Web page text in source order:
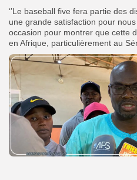
‘’Le baseball five fera partie des
une grande satisfaction pour
occasion pour montrer que cette
en Afrique, particulièrement au